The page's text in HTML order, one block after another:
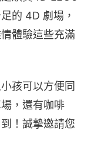
的 4D 劇場，
體驗這些充滿
孩可以方便同
，還有咖啡
！誠摯邀請您